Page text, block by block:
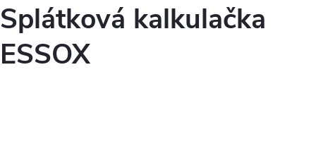
Splátková kalkulačka
ESSOX